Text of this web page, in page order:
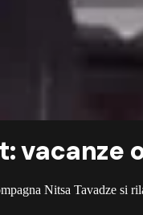
vacanze
Nitsa Tavadze si